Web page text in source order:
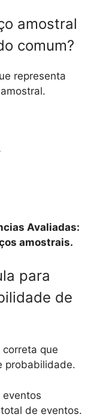
amostral
comum?
representa
Avaliadas:
amostrais.
para
de
que
probabilidade.
eventos
de eventos.